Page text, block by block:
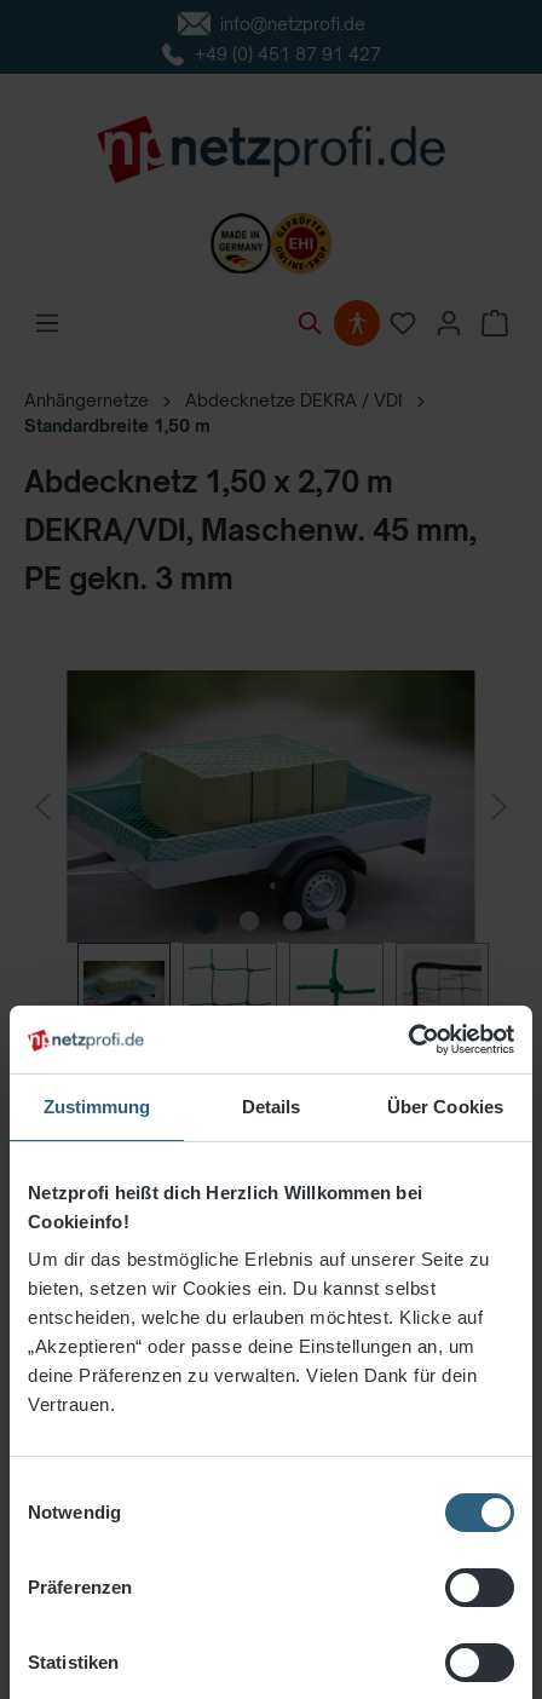
Zustimmung Details Über Cookies
Netzprofi heißt dich Herzlich Willkommen bei
Cookieinfo!
Um dir das bestmögliche Erlebnis auf unserer Seite zu
bieten, setzen wir Cookies ein. Du kannst selbst
entscheiden, welche du erlauben möchtest. Klicke auf
„Akzeptieren“ oder passe deine Einstellungen an, um
deine Präferenzen zu verwalten. Vielen Dank für dein
Vertrauen.
Notwendig
Präferenzen
Statistiken
info@netzprofi.de
+49 (0) 451 87 91 427
Anhängernetze
Abdecknetze DEKRA / VDI
Standardbreite 1,50 m
Abdecknetz 1,50 x 2,70 m
DEKRA/VDI, Maschenw. 45 mm,
PE gekn. 3 mm
19,94 €*
3% Rabatt bei Vorkasse
Preise inkl. MwSt. zzgl. Versandkosten
Sofort verfügbar, Lieferzeit: 3-5 Tage
Stück
Artikelnummer:
Unsere geknoteten Abdecknetze DEKRA
/ VDI zertifiziert werden aus hochfesten Filamenten